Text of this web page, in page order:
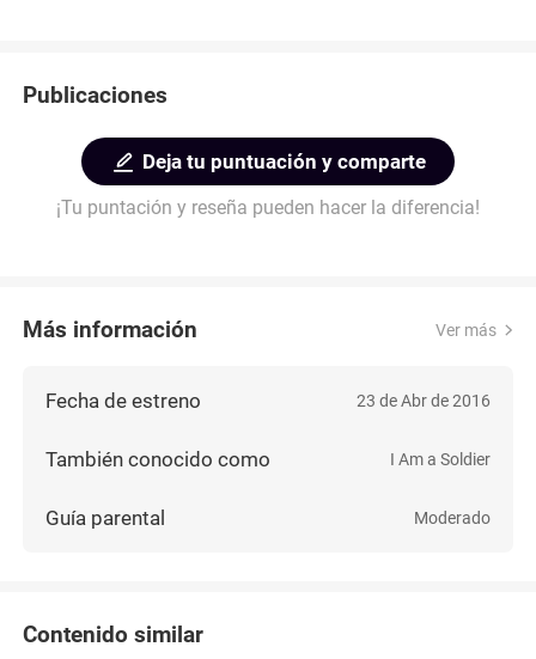
Publicaciones
Deja tu puntuación y comparte
¡Tu puntación y reseña pueden hacer la diferencia!
Más información Ver más
Fecha de estreno 23 de Abr de 2016
También conocido como I Am a Soldier
Guía parental Moderado
Contenido similar